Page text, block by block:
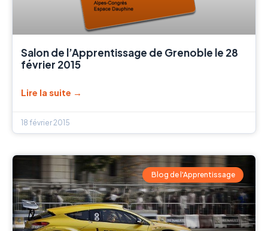
Salon de l’Apprentissage de Grenoble le 28
février 2015
Lire la suite →
18 février 2015
Blog de l'Apprentissage